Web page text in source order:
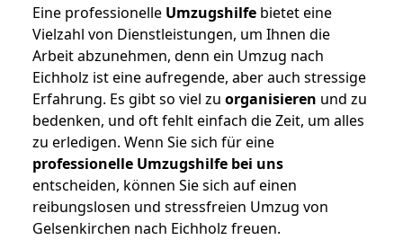
Eine professionelle Umzugshilfe bietet eine
Vielzahl von Dienstleistungen, um Ihnen die
Arbeit abzunehmen, denn ein Umzug nach
Eichholz ist eine aufregende, aber auch stressige
Erfahrung. Es gibt so viel zu organisieren und zu
bedenken, und oft fehlt einfach die Zeit, um alles
zu erledigen. Wenn Sie sich für eine
professionelle Umzugshilfe bei uns
entscheiden, können Sie sich auf einen
reibungslosen und stressfreien Umzug von
Gelsenkirchen nach Eichholz freuen.